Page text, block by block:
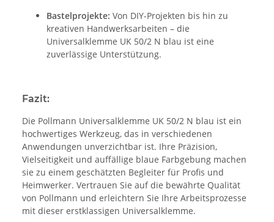
Bastelprojekte: Von DIY-Projekten bis hin zu
kreativen Handwerksarbeiten – die
Universalklemme UK 50/2 N blau ist eine
zuverlässige Unterstützung.
Fazit:
Die Pollmann Universalklemme UK 50/2 N blau ist ein
hochwertiges Werkzeug, das in verschiedenen
Anwendungen unverzichtbar ist. Ihre Präzision,
Vielseitigkeit und auffällige blaue Farbgebung machen
sie zu einem geschätzten Begleiter für Profis und
Heimwerker. Vertrauen Sie auf die bewährte Qualität
von Pollmann und erleichtern Sie Ihre Arbeitsprozesse
mit dieser erstklassigen Universalklemme.